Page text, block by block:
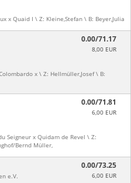
x Quaid I \ Z: Kleine,Stefan \ B: Beyer,Julia
x \ Z: Hellmüller,Josef \ B:
0.00/71.17
8,00 EUR
Seigneur x Quidam de Revel \ Z:
Bernd Müller,
0.00/71.81
6,00 EUR
e.V.
0.00/73.25
6,00 EUR